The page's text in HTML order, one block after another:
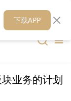
媒体矩阵 财华智库
业务的计划
下载APP